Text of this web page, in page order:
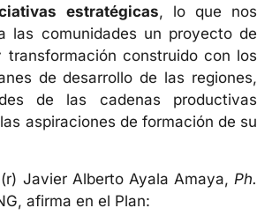
estratégicas, lo que nos
las comunidades un proyecto de
transformación construido con los
de desarrollo de las regiones,
de las cadenas productivas
aspiraciones de formación de su
Javier Alberto Ayala Amaya, Ph.
afirma en el Plan: